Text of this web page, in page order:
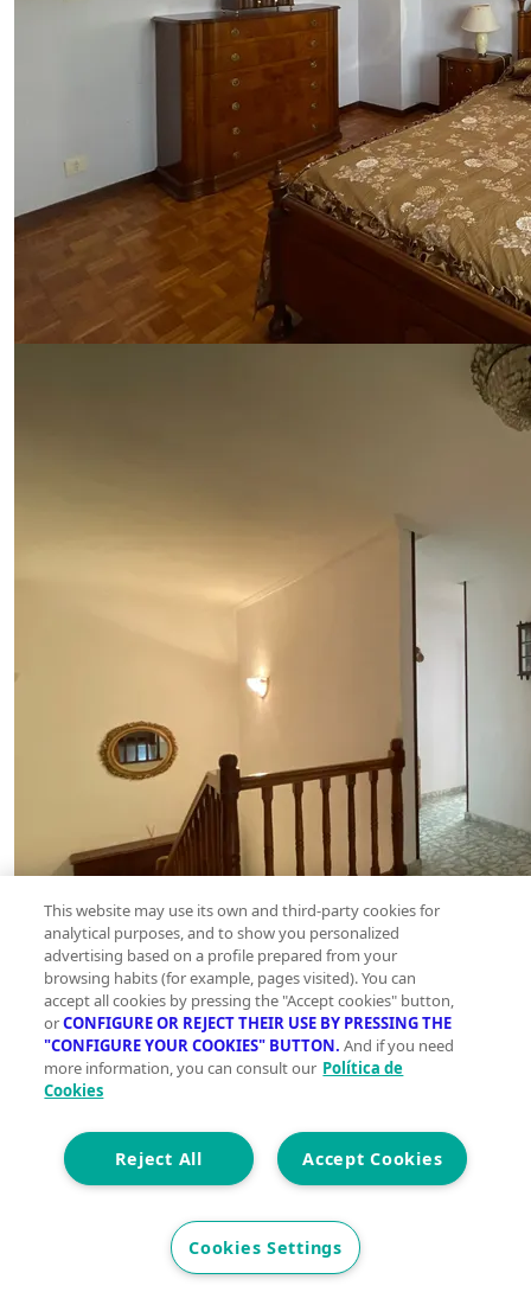
This website may use its own and third-party cookies for
analytical purposes, and to show you personalized
advertising based on a profile prepared from your
browsing habits (for example, pages visited). You can
accept all cookies by pressing the "Accept cookies" button,
orCONFIGURE OR REJECT THEIR USE BY PRESSING THE
"CONFIGURE YOUR COOKIES" BUTTON. And if you need
more information, you can consult our Política de
Cookies
Accept Cookies
Reject All
Cookies Settings